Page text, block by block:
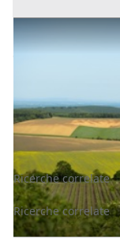
Terreni all'asta
Codice asta:
Asta chiusa
Ricerche correlate
Ricerche correlate